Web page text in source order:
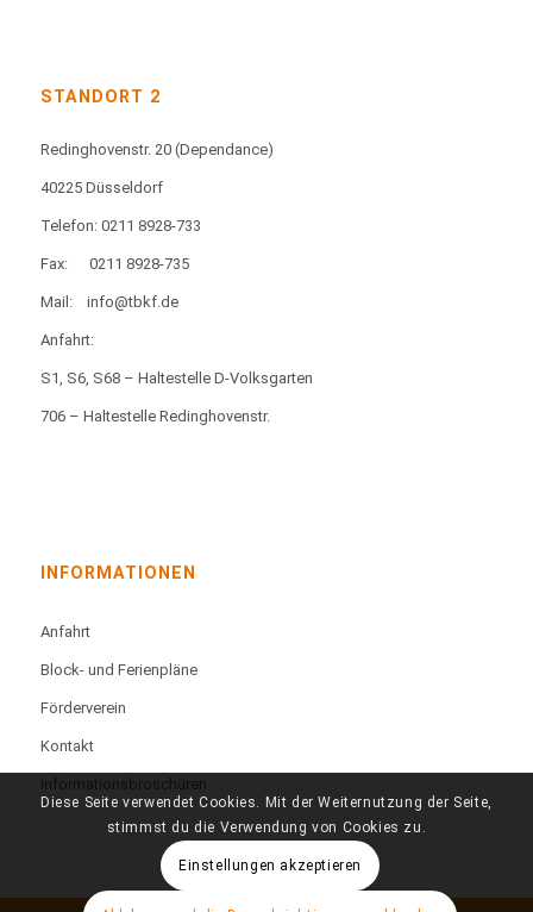
STANDORT 2
Redinghovenstr. 20 (Dependance)
40225 Düsseldorf
Telefon: 0211 8928-733
Fax: 0211 8928-735
Mail: info@tbkf.de
Anfahrt:
S1, S6, S68 – Haltestelle D-Volksgarten
706 – Haltestelle Redinghovenstr.
INFORMATIONEN
Anfahrt
Block- und Ferienpläne
Förderverein
Kontakt
Informationsbroschüren
Diese Seite verwendet Cookies. Mit der Weiternutzung der Seite,
stimmst du die Verwendung von Cookies zu.
Einstellungen akzeptieren